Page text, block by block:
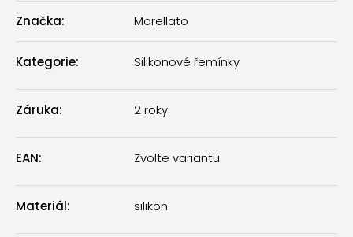
Značka: Morellato
Kategorie: Silikonové řemínky
Záruka: 2 roky
EAN: Zvolte variantu
Materiál: silikon